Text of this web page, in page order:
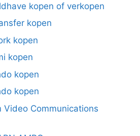
kopen of verkopen
kopen
kopen
kopen
kopen
kopen
Video Communications